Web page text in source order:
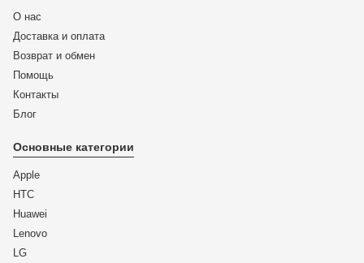
О нас
Доставка и оплата
Возврат и обмен
Помощь
Контакты
Блог
Основные категории
Apple
HTC
Huawei
Lenovo
LG